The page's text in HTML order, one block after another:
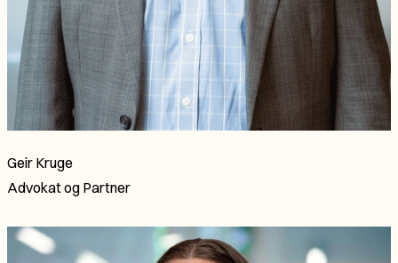
Geir Kruge
Advokatog Partner